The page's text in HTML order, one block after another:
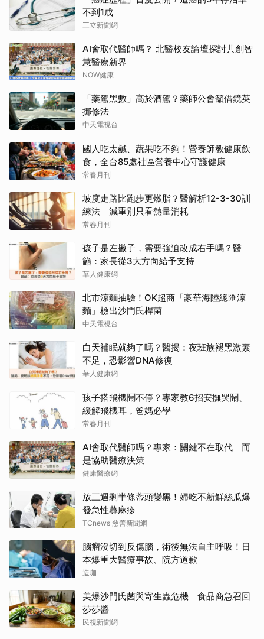
不到1成
三立新聞網
AI會取代醫師嗎？ 北醫校友論壇探討共創智
慧醫療新界
NOW健康
「藥駕黑數」高於酒駕？藥師公會籲借鏡英
挪修法
中天電視台
國人吃太鹹、蔬果吃不夠！營養師教健康飲
食，全台85處社區營養中心守護健康
常春月刊
坡度走路比跑步更燃脂？醫解析12-3-30訓
練法 減重別只看熱量消耗
常春月刊
孩子是左撇子，需要強迫改成右手嗎？醫
籲：家長從3大方向給予支持
華人健康網
北市涼麵抽驗！OK超商「豪華海陸總匯涼
麵」檢出沙門氏桿菌
中天電視台
白天補眠就夠了嗎？醫揭：夜班族褪黑激素
不足，恐影響DNA修復
華人健康網
孩子搭飛機鬧不停？專家教6招安撫哭鬧、
緩解飛機耳，爸媽必學
常春月刊
AI會取代醫師嗎？專家：關鍵不在取代 而
是協助醫療決策
健康醫療網
放三週剩半條蒂頭變黑！婦吃不新鮮絲瓜爆
發急性蕁麻疹
TCnews 慈善新聞網
腦瘤沒切到反傷腦，術後無法自主呼吸！日
本爆重大醫療事故、院方道歉
造咖
美爆沙門氏菌與寄生蟲危機 食品商急召回
莎莎醬
民視新聞網